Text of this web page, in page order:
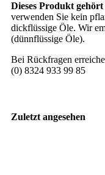
Dieses Produkt
verwenden Sie kein
dickflüssige Öle. Wir
(dünnflüssige Öle).
Bei Rückfragen
(0) 8324 933 99 85
Zuletzt angesehen